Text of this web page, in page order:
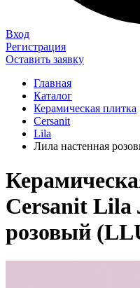
Вход
Регистрация
Оставить заявку
Главная
Каталог
Керамическая плитка
Cersanit
Lila
Лила настенная
Cersanit Lila
розовый